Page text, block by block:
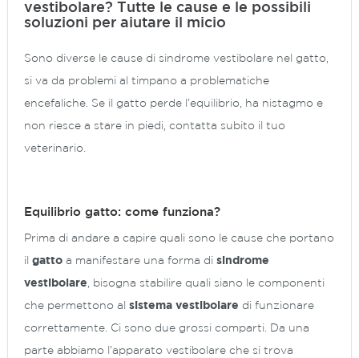
vestibolare? Tutte le cause e le possibili
soluzioni per aiutare il micio
Sono diverse le cause di sindrome vestibolare nel gatto,
si va da problemi al timpano a problematiche
encefaliche. Se il gatto perde l’equilibrio, ha nistagmo e
non riesce a stare in piedi, contatta subito il tuo
veterinario.
Equilibrio gatto: come funziona?
Prima di andare a capire quali sono le cause che portano
il gatto a manifestare una forma di sindrome
vestibolare , bisogna stabilire quali siano le componenti
che permettono al sistema vestibolare di funzionare
correttamente. Ci sono due grossi comparti. Da una
parte abbiamo l’apparato vestibolare che si trova